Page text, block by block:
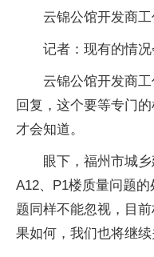
云锦公馆开发商
记者：现有的情
云锦公馆开发商
回复，这个要等专门
才会知道。
眼下，福州市城
A12、P1楼质量问题
题同样不能忽视，目
果如何，我们也将继续